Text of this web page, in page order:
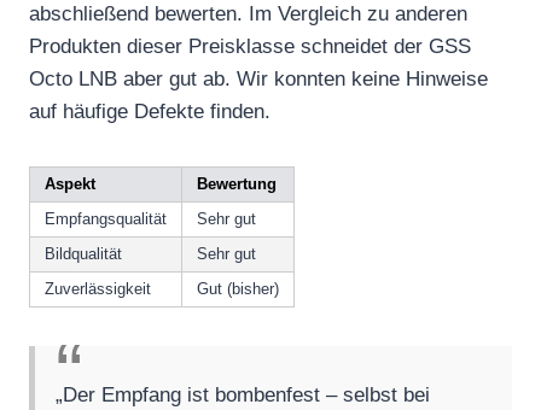
abschließend bewerten. Im Vergleich zu anderen
Produkten dieser Preisklasse schneidet der GSS
Octo LNB aber gut ab. Wir konnten keine Hinweise
auf häufige Defekte finden.
Aspekt
Bewertung
Empfangsqualität
Sehr gut
Bildqualität
Sehr gut
Zuverlässigkeit
Gut (bisher)
„Der Empfang ist bombenfest – selbst bei